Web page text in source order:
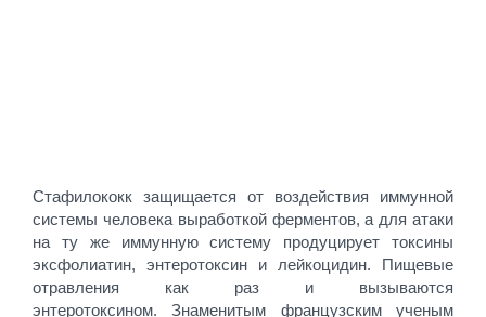
Стафилококк защищается от воздействия иммунной
системы человека выработкой ферментов, а для атаки
на ту же иммунную систему продуцирует токсины
эксфолиатин, энтеротоксин и лейкоцидин. Пищевые
отравления как раз и вызываются
энтеротоксином. Знаменитым французским ученым